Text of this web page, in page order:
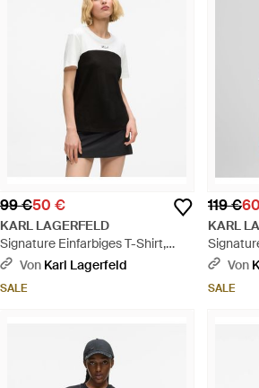
99 €50 €
KARL LAGERFELD
Signature Einfarbiges T-Shirt,
Damen, Größe - Schwarz
Von Karl Lagerfeld
SALE
119 €
KARL
Von
SALE